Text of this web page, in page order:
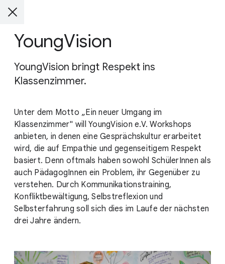
YoungVision
YoungVision bringt Respekt ins
Klassenzimmer.
Unter dem Motto „Ein neuer Umgang im
Klassenzimmer" will YoungVision e.V. Workshops
anbieten, in denen eine Gesprächskultur erarbeitet
wird, die auf Empathie und gegenseitigem Respekt
basiert. Denn oftmals haben sowohl SchülerInnen als
auch PädagogInnen ein Problem, ihr Gegenüber zu
verstehen. Durch Kommunikationstraining,
Konfliktbewältigung, Selbstreflexion und
Selbsterfahrung soll sich dies im Laufe der nächsten
drei Jahre ändern.